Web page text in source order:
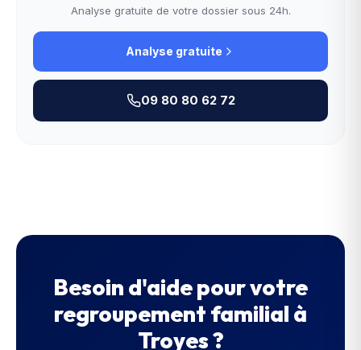
Analyse gratuite de votre dossier sous 24h.
Analyse gratuite
09 80 80 62 72
Besoin d'aide pour votre
regroupement familial à
Troyes?